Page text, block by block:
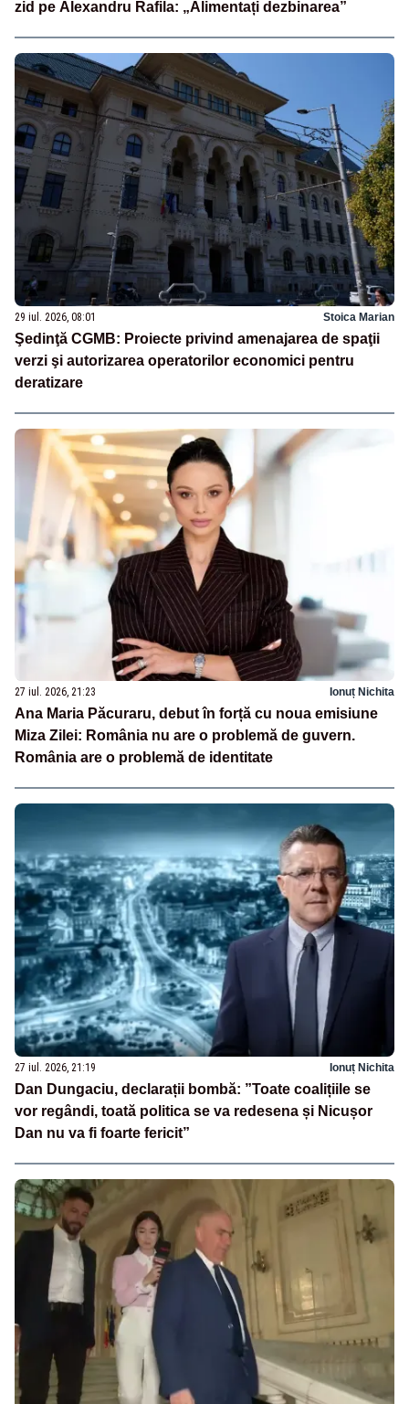
zid pe Alexandru Rafila: „Alimentați dezbinarea”
29 iul. 2026, 08:01 Stoica Marian
Şedinţă CGMB: Proiecte privind amenajarea de spaţii
verzi şi autorizarea operatorilor economici pentru
deratizare
27 iul. 2026, 21:23 Ionuț Nichita
Ana Maria Păcuraru, debut în forță cu noua emisiune
Miza Zilei: România nu are o problemă de guvern.
România are o problemă de identitate
27 iul. 2026, 21:19 Ionuț Nichita
Dan Dungaciu, declarații bombă: ”Toate coalițiile se
vor regândi, toată politica se va redesena și Nicușor
Dan nu va fi foarte fericit”